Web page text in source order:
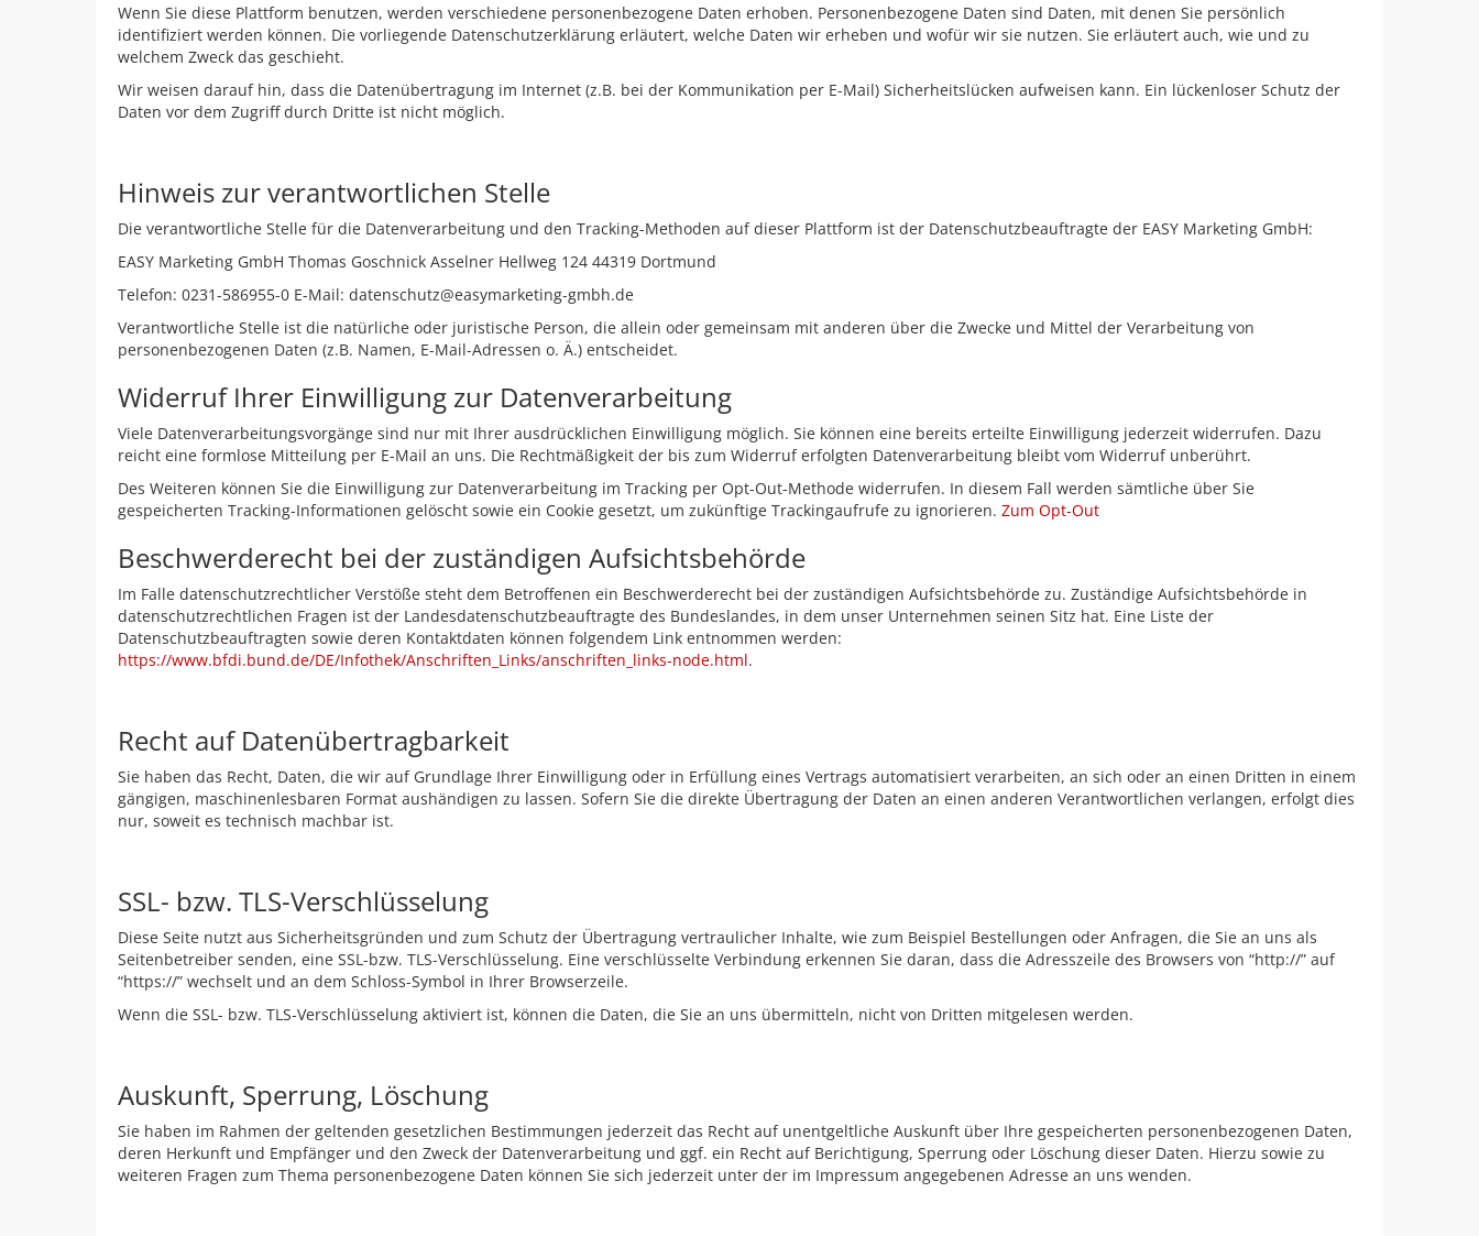
Wenn Sie diese Plattform benutzen, werden verschiedene personenbezogene Daten erhoben. Personenbezogene Daten sind Daten, mit denen Sie persönlich
identifiziert werden können. Die vorliegende Datenschutzerklärung erläutert, welche Daten wir erheben und wofür wir sie nutzen. Sie erläutert auch, wie und zu
welchem Zweck das geschieht.
Wir weisen darauf hin, dass die Datenübertragung im Internet (z.B. bei der Kommunikation per E-Mail) Sicherheitslücken aufweisen kann. Ein lückenloser Schutz der
Daten vor dem Zugriff durch Dritte ist nicht möglich.
Hinweis zur verantwortlichen Stelle
Die verantwortliche Stelle für die Datenverarbeitung und den Tracking-Methoden auf dieser Plattform ist der Datenschutzbeauftragte der EASY Marketing GmbH:
EASY Marketing GmbH Thomas Goschnick Asselner Hellweg 124 44319 Dortmund
Telefon: 0231-586955-0 E-Mail: datenschutz@easymarketing-gmbh.de
Verantwortliche Stelle ist die natürliche oder juristische Person, die allein oder gemeinsam mit anderen über die Zwecke und Mittel der Verarbeitung von
personenbezogenen Daten (z.B. Namen, E-Mail-Adressen o. Ä.) entscheidet.
Widerruf Ihrer Einwilligung zur Datenverarbeitung
Viele Datenverarbeitungsvorgänge sind nur mit Ihrer ausdrücklichen Einwilligung möglich. Sie können eine bereits erteilte Einwilligung jederzeit widerrufen. Dazu
reicht eine formlose Mitteilung per E-Mail an uns. Die Rechtmäßigkeit der bis zum Widerruf erfolgten Datenverarbeitung bleibt vom Widerruf unberührt.
Des Weiteren können Sie die Einwilligung zur Datenverarbeitung im Tracking per Opt-Out-Methode widerrufen. In diesem Fall werden sämtliche über Sie
gespeicherten Tracking-Informationen gelöscht sowie ein Cookie gesetzt, um zukünftige Trackingaufrufe zu ignorieren. Zum Opt-Out
Beschwerderecht bei der zuständigen Aufsichtsbehörde
Im Falle datenschutzrechtlicher Verstöße steht dem Betroffenen ein Beschwerderecht bei der zuständigen Aufsichtsbehörde zu. Zuständige Aufsichtsbehörde in
datenschutzrechtlichen Fragen ist der Landesdatenschutzbeauftragte des Bundeslandes, in dem unser Unternehmen seinen Sitz hat. Eine Liste der
Datenschutzbeauftragten sowie deren Kontaktdaten können folgendem Link entnommen werden:
https://www.bfdi.bund.de/DE/Infothek/Anschriften_Links/anschriften_links-node.html.
Recht auf Datenübertragbarkeit
Sie haben das Recht, Daten, die wir auf Grundlage Ihrer Einwilligung oder in Erfüllung eines Vertrags automatisiert verarbeiten, an sich oder an einen Dritten in einem
gängigen, maschinenlesbaren Format aushändigen zu lassen. Sofern Sie die direkte Übertragung der Daten an einen anderen Verantwortlichen verlangen, erfolgt dies
nur, soweit es technisch machbar ist.
SSL- bzw. TLS-Verschlüsselung
Diese Seite nutzt aus Sicherheitsgründen und zum Schutz der Übertragung vertraulicher Inhalte, wie zum Beispiel Bestellungen oder Anfragen, die Sie an uns als
Seitenbetreiber senden, eine SSL-bzw. TLS-Verschlüsselung. Eine verschlüsselte Verbindung erkennen Sie daran, dass die Adresszeile des Browsers von “http://” auf
“https://” wechselt und an dem Schloss-Symbol in Ihrer Browserzeile.
Wenn die SSL- bzw. TLS-Verschlüsselung aktiviert ist, können die Daten, die Sie an uns übermitteln, nicht von Dritten mitgelesen werden.
Auskunft, Sperrung, Löschung
Sie haben im Rahmen der geltenden gesetzlichen Bestimmungen jederzeit das Recht auf unentgeltliche Auskunft über Ihre gespeicherten personenbezogenen Daten,
deren Herkunft und Empfänger und den Zweck der Datenverarbeitung und ggf. ein Recht auf Berichtigung, Sperrung oder Löschung dieser Daten. Hierzu sowie zu
weiteren Fragen zum Thema personenbezogene Daten können Sie sich jederzeit unter der im Impressum angegebenen Adresse an uns wenden.